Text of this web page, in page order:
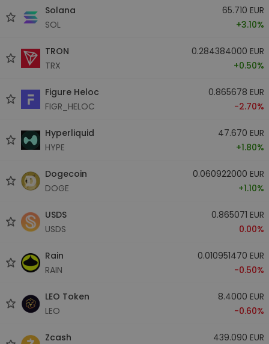
Solana
SOL
65.710 EUR
+3.10%
TRON
TRX
0.284384000 EUR
+0.50%
Figure Heloc
FIGR_HELOC
0.865678 EUR
-2.70%
Hyperliquid
HYPE
47.670 EUR
+1.80%
Dogecoin
DOGE
0.060922000 EUR
+1.10%
USDS
USDS
0.865071 EUR
0.00%
Rain
RAIN
0.010951470 EUR
-0.50%
LEO Token
LEO
8.4000 EUR
-0.60%
Zcash
439.090 EUR